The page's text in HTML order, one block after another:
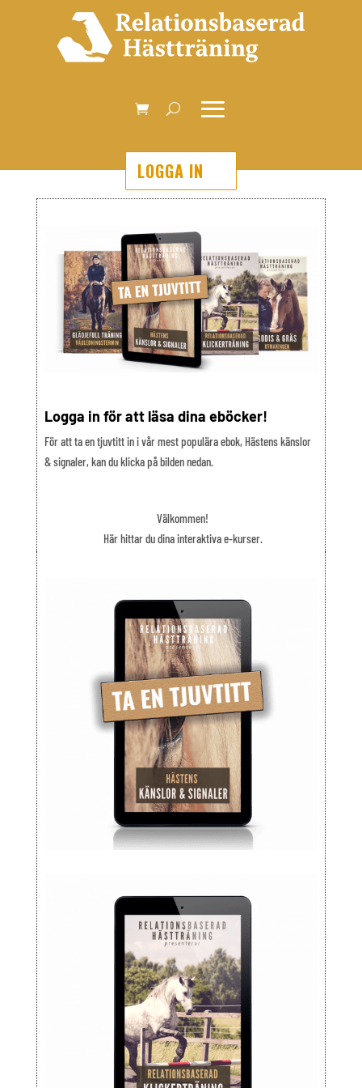
LOGGA IN
Logga in för att läsa dina eböcker!
För att ta en tjuvtitt in i vår mest populära ebok, Hästens känslor
& signaler, kan du klicka på bilden nedan.
Välkommen!
Här hittar du dina interaktiva e-kurser.